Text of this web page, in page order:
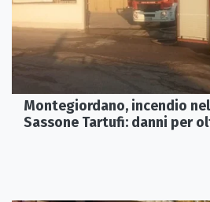
Montegiordano, incendio
Sassone Tartufi: danni per